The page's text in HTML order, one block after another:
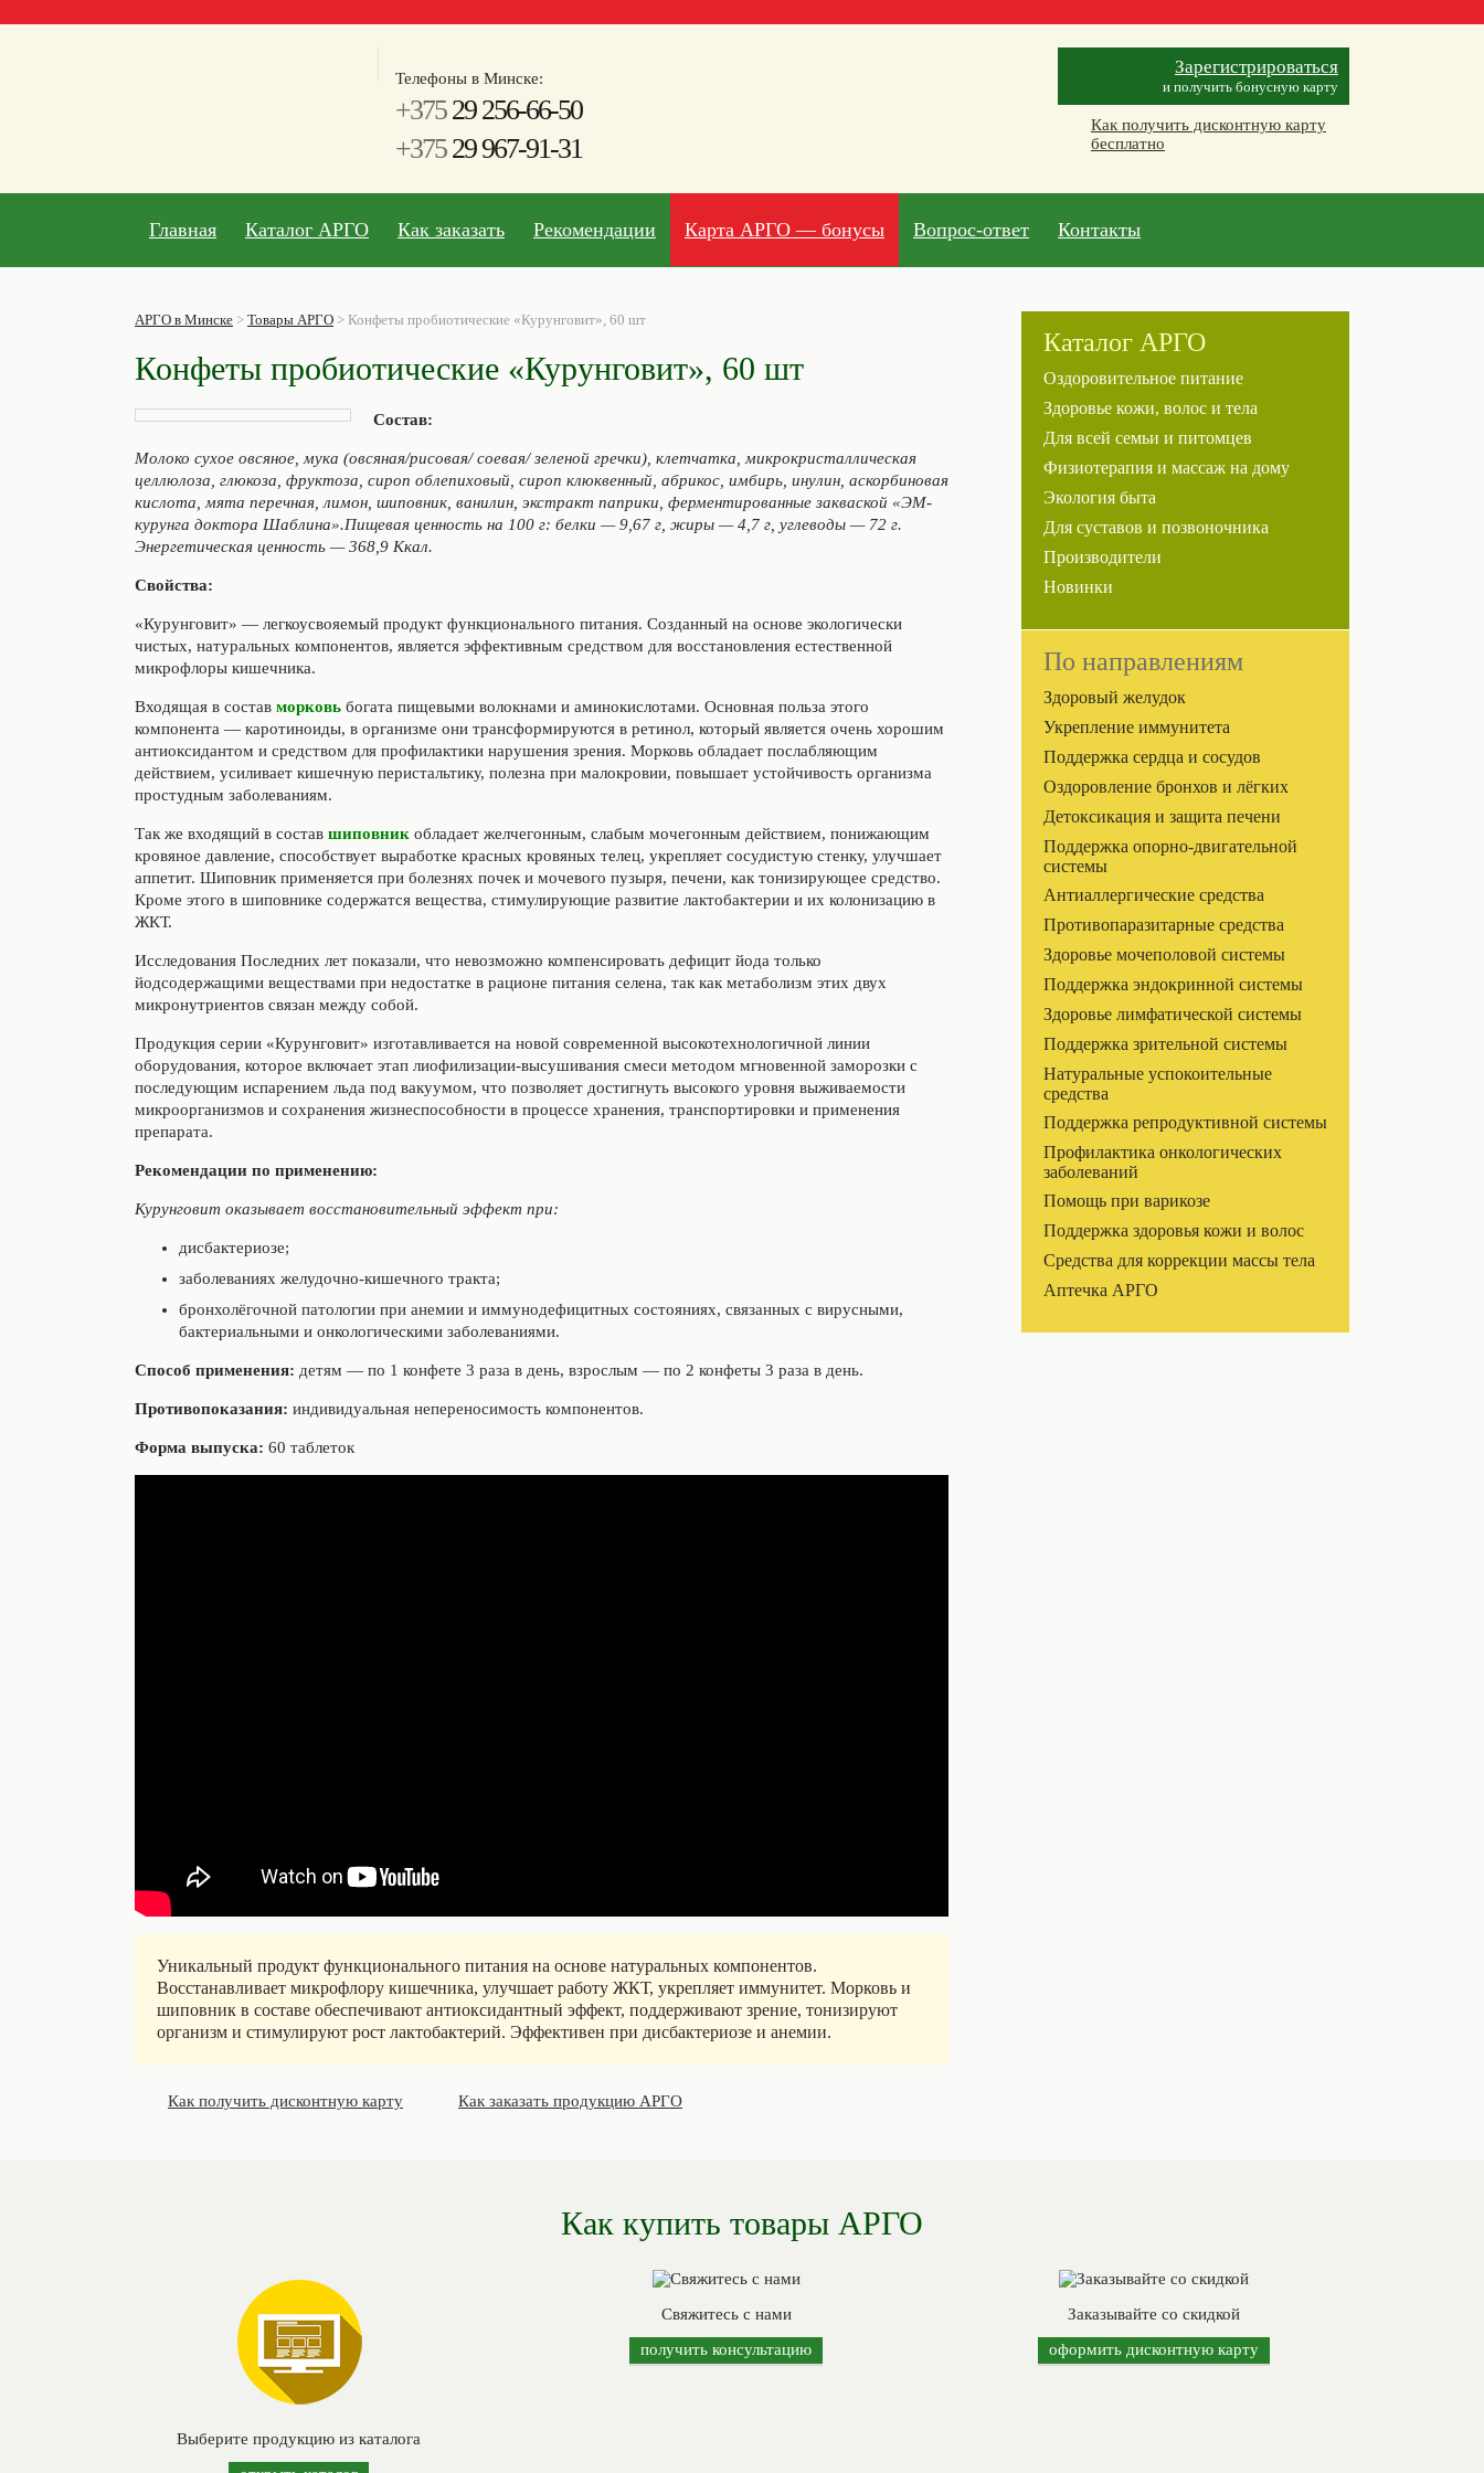
Телефоны в Минске:
+37529 256-66-50
+37529 967-91-31
Зарегистрироваться
и получить бонусную карту
Как получить дисконтную карту
бесплатно
Главная Каталог АРГО Как заказать Рекомендации Карта АРГО — бонусы Вопрос-ответ Контакты
АРГО в Минске > Товары АРГО > Конфеты пробиотические «Курунговит», 60 шт
Конфеты пробиотические «Курунговит», 60 шт
Состав:
Молоко сухое овсяное, мука (овсяная/рисовая/ соевая/ зеленой гречки), клетчатка, микрокристаллическая
целлюлоза, глюкоза, фруктоза, сироп облепиховый, сироп клюквенный, абрикос, имбирь, инулин, аскорбиновая
кислота, мята перечная, лимон, шиповник, ванилин, экстракт паприки, ферментированные закваской «ЭМ-
курунга доктора Шаблина».Пищевая ценность на 100 г: белки — 9,67 г, жиры — 4,7 г, углеводы — 72 г.
Энергетическая ценность — 368,9 Ккал.
Свойства:
«Курунговит» — легкоусвояемый продукт функционального питания. Созданный на основе экологически
чистых, натуральных компонентов, является эффективным средством для восстановления естественной
микрофлоры кишечника.
Входящая в состав морковь богата пищевыми волокнами и аминокислотами. Основная польза этого
компонента — каротиноиды, в организме они трансформируются в ретинол, который является очень хорошим
антиоксидантом и средством для профилактики нарушения зрения. Морковь обладает послабляющим
действием, усиливает кишечную перистальтику, полезна при малокровии, повышает устойчивость организма
простудным заболеваниям.
Так же входящий в состав шиповник обладает желчегонным, слабым мочегонным действием, понижающим
кровяное давление, способствует выработке красных кровяных телец, укрепляет сосудистую стенку, улучшает
аппетит. Шиповник применяется при болезнях почек и мочевого пузыря, печени, как тонизирующее средство.
Кроме этого в шиповнике содержатся вещества, стимулирующие развитие лактобактерии и их колонизацию в
ЖКТ.
Исследования Последних лет показали, что невозможно компенсировать дефицит йода только
йодсодержащими веществами при недостатке в рационе питания селена, так как метаболизм этих двух
микронутриентов связан между собой.
Продукция серии «Курунговит» изготавливается на новой современной высокотехнологичной линии
оборудования, которое включает этап лиофилизации-высушивания смеси методом мгновенной заморозки с
последующим испарением льда под вакуумом, что позволяет достигнуть высокого уровня выживаемости
микроорганизмов и сохранения жизнеспособности в процессе хранения, транспортировки и применения
препарата.
Рекомендации по применению:
Курунговит оказывает восстановительный эффект при:
дисбактериозе;
заболеваниях желудочно-кишечного тракта;
бронхолёгочной патологии при анемии и иммунодефицитных состояниях, связанных с вирусными,
бактериальными и онкологическими заболеваниями.
Способ применения: детям — по 1 конфете 3 раза в день, взрослым — по 2 конфеты 3 раза в день.
Противопоказания: индивидуальная непереносимость компонентов.
Форма выпуска: 60 таблеток
Уникальный продукт функционального питания на основе натуральных компонентов.
Восстанавливает микрофлору кишечника, улучшает работу ЖКТ, укрепляет иммунитет. Морковь и
шиповник в составе обеспечивают антиоксидантный эффект, поддерживают зрение, тонизируют
организм и стимулируют рост лактобактерий. Эффективен при дисбактериозе и анемии.
Как получить дисконтную карту Как заказать продукцию АРГО
Каталог АРГО
Оздоровительное питание
Здоровье кожи, волос и тела
Для всей семьи и питомцев
Физиотерапия и массаж на дому
Экология быта
Для суставов и позвоночника
Производители
Новинки
По направлениям
Здоровый желудок
Укрепление иммунитета
Поддержка сердца и сосудов
Оздоровление бронхов и лёгких
Детоксикация и защита печени
Поддержка опорно-двигательной
системы
Антиаллергические средства
Противопаразитарные средства
Здоровье мочеполовой системы
Поддержка эндокринной системы
Здоровье лимфатической системы
Поддержка зрительной системы
Натуральные успокоительные
средства
Поддержка репродуктивной системы
Профилактика онкологических
заболеваний
Помощь при варикозе
Поддержка здоровья кожи и волос
Средства для коррекции массы тела
Аптечка АРГО
Как купить товары АРГО
Выберите продукцию из каталога
Свяжитесь с нами
получить консультацию
Заказывайте со скидкой
оформить дисконтную карту